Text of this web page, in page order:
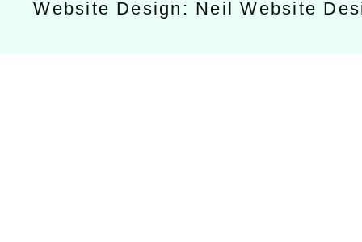
Website Design: Neil Website